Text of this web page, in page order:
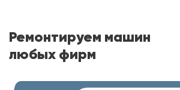
Ремонтируем машин
любых фирм